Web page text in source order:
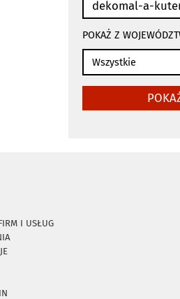
POKAŻ Z
I USŁUG